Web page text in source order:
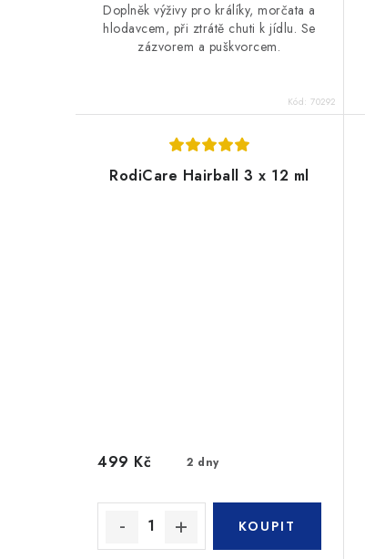
Doplněk výživy pro králíky, morčata a
hlodavcem, při ztrátě chuti k jídlu. Se
zázvorem a puškvorcem.
Kód: 70292
RodiCare Hairball 3 x 12 ml
2 dny
499 Kč